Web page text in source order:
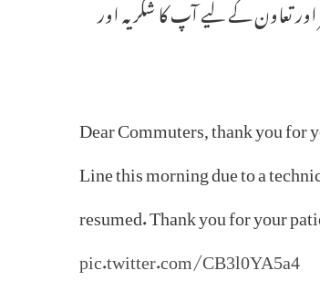
تعاون کے لیے آپ کا شکریہ اور
Dear Commuters, thank you for
Line this morning due to a
resumed. Thank you for your
pic.twitter.com/CB3l0YA5a4